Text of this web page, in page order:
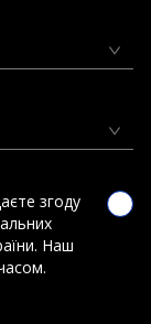
згоду
Наш